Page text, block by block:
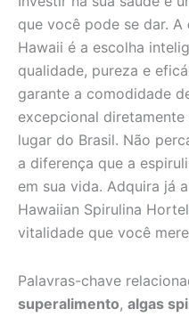
que você pode se dar. A
Hawaii é a escolha
qualidade, pureza e
garante a comodidade
excepcional
lugar do Brasil. Não
a diferença que a
em sua vida. Adquira já
Hawaiian Spirulina
vitalidade que você
Palavras-chave
superalimento, algas